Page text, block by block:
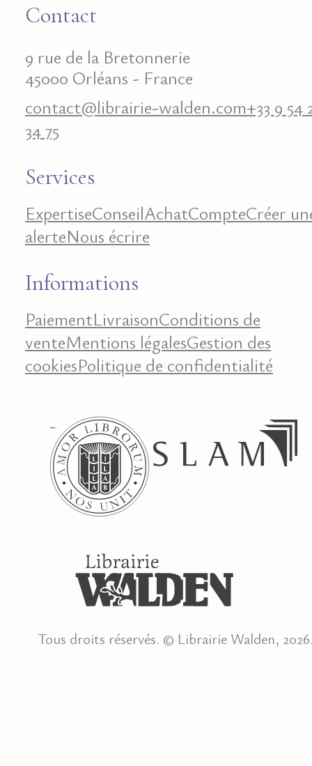
Contact
9 rue de la Bretonnerie
45000 Orléans - France
contact@librairie-walden.com+33 9 54
34 75
Services
ExpertiseConseilAchatCompteCréer
alerteNous écrire
Informations
PaiementLivraisonConditions de
venteMentions légalesGestion des
cookiesPolitique de confidentialité
Tous droits réservés. © Librairie Walden,